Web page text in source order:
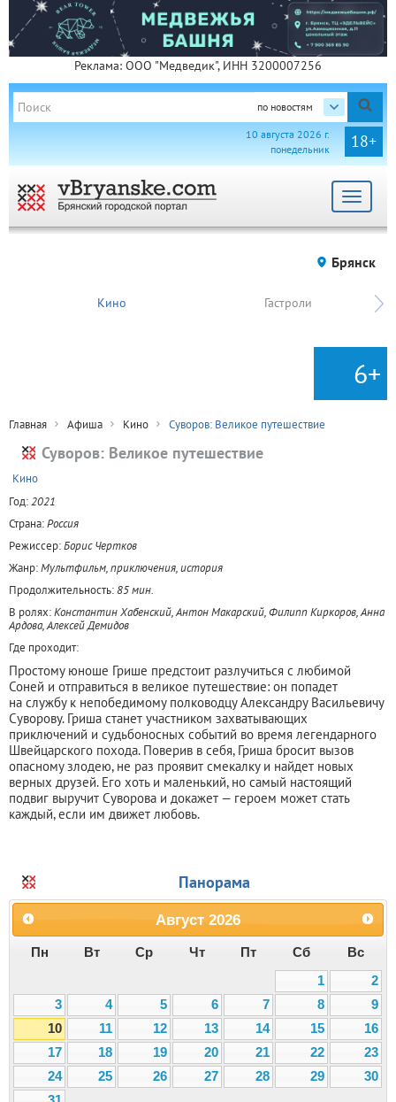
Реклама: ООО "Медведик", ИНН 3200007256
по новостям
18+
10 августа 2026 г.
понедельник
Toggle
Брянск
Кино Гастроли
6+
Главная Афиша Кино Суворов: Великое путешествие
Суворов: Великое путешествие
Кино
Год:2021
Страна:Россия
Режиссер:Борис Чертков
Жанр:Мультфильм, приключения, история
Продолжительность:85 мин.
В ролях:Константин Хабенский, Антон Макарский, Филипп Киркоров, Анна
Ардова, Алексей Демидов
Где проходит:
Простому юноше Грише предстоит разлучиться с любимой
Соней и отправиться в великое путешествие: он попадет
на службу к непобедимому полководцу Александру Васильевичу
Суворову. Гриша станет участником захватывающих
приключений и судьбоносных событий во время легендарного
Швейцарского похода. Поверив в себя, Гриша бросит вызов
опасному злодею, не раз проявит смекалку и найдет новых
верных друзей. Его хоть и маленький, но самый настоящий
подвиг выручит Суворова и докажет — героем может стать
каждый, если им движет любовь.
Панорама
Август 2026
Пн Вт Ср Чт Пт Сб
Вс
1
2
3
4 5 6 7 8
9
10
11 12 13 14 15
16
17
18 19 20 21 22
23
24
25 26 27 28 29
30